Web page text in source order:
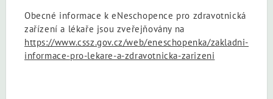
Obecné informace k eNeschopence pro zdravotnická
zařízení a lékaře jsou zveřejňovány na
https://www.cssz.gov.cz/web/eneschopenka/zakladni-
informace-pro-lekare-a-zdravotnicka-zarizeni